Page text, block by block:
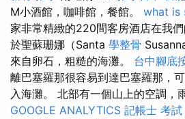
M小酒館，咖啡館，餐館。 what is
家非常精緻的220間客房酒店在我
於聖蘇珊娜（Santa 學整骨
來自卵石，粗糙的海灘。 台中腳底
離巴塞羅那很容易到達巴塞羅那，
入海灘。 北部有一個山上的空調，
GOOGLE ANALYTICS 記帳士 考試